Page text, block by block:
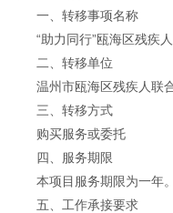
一、转移事项名称
“助力同行”瓯海区残疾
二、转移单位
温州市瓯海区残疾人联
三、转移方式
购买服务或委托
四、服务期限
本项目服务期限为一年
五、工作承接要求